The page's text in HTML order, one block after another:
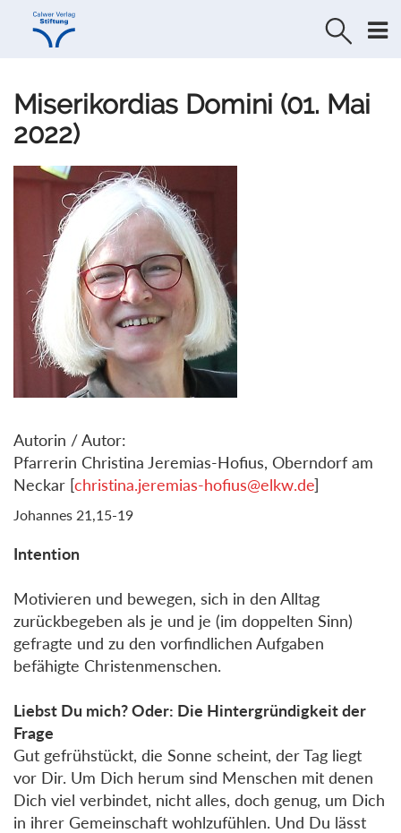
Direkt
Direkt
Miserikordias Domini (01. Mai
2022)
Autorin / Autor:
Pfarrerin Christina Jeremias-Hofius, Oberndorf am
Neckar [christina.jeremias-hofius@elkw.de]
Johannes 21,15-19
Intention
Motivieren und bewegen, sich in den Alltag
zurückbegeben als je und je (im doppelten Sinn)
gefragte und zu den vorfindlichen Aufgaben
befähigte Christenmenschen.
Liebst Du mich? Oder: Die Hintergründigkeit der
Frage
Gut gefrühstückt, die Sonne scheint, der Tag liegt
vor Dir. Um Dich herum sind Menschen mit denen
Dich viel verbindet, nicht alles, doch genug, um Dich
in ihrer Gemeinschaft wohlzufühlen. Und Du lässt